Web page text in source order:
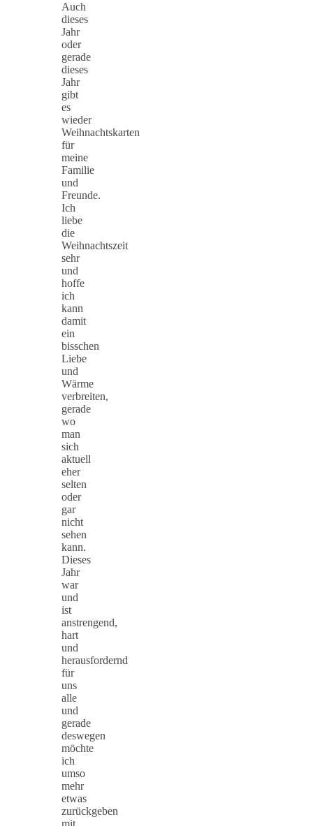
Auch
dieses
Jahr
oder
gerade
dieses
Jahr
gibt
es
wieder
Weihnachtskarten
für
meine
Familie
und
Freunde.
Ich
liebe
die
Weihnachtszeit
sehr
und
hoffe
ich
kann
damit
ein
bisschen
Liebe
und
Wärme
verbreiten,
gerade
wo
man
sich
aktuell
eher
selten
oder
gar
nicht
sehen
kann.
Dieses
Jahr
war
und
ist
anstrengend,
hart
und
herausfordernd
für
uns
alle
und
gerade
deswegen
möchte
ich
umso
mehr
etwas
zurückgeben